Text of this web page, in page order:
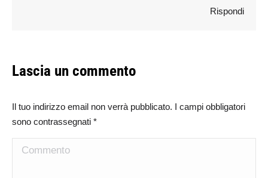
Rispondi
Lascia un commento
Il tuo indirizzo email non verrà pubblicato. I campi obbligatori
sono contrassegnati *
Commento